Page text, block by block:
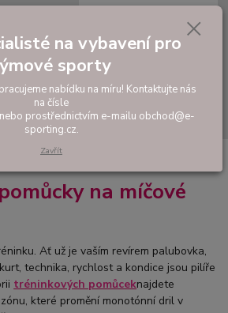
Hledat
0,00 Kč
na míčové
Ať už je vaším revírem palubovka,
technika, rychlost a kondice jsou pilíře
tréninkových pomůceknajdete
které promění monotónní dril v
na vybavení pro
sporty
nabídku na míru! Kontaktujte nás
na čísle
prostřednictvím e-mailu obchod@e-
sporting.cz.
Zavřít